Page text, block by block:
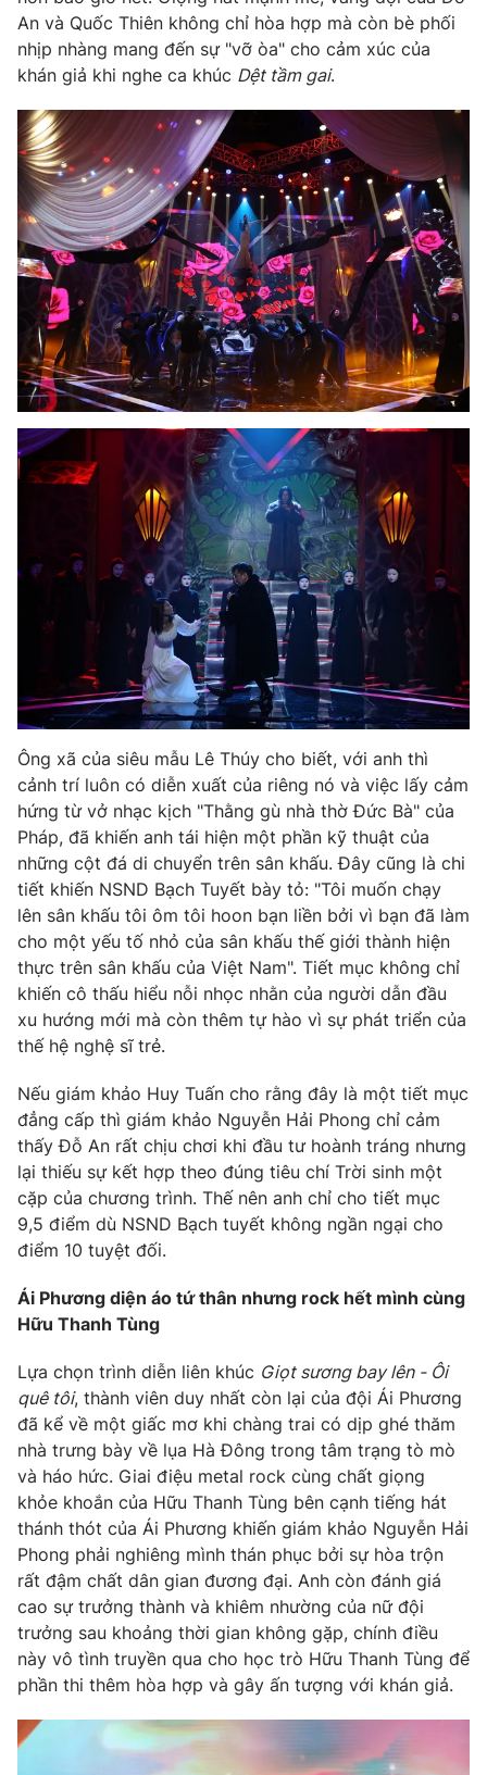
An và Quốc Thiên không chỉ hòa hợp mà còn bè phối
nhịp nhàng mang đến sự "vỡ òa" cho cảm xúc của
khán giả khi nghe ca khúc Dệt tầm gai.
Ông xã của siêu mẫu Lê Thúy cho biết, với anh thì
cảnh trí luôn có diễn xuất của riêng nó và việc lấy cảm
hứng từ vở nhạc kịch "Thằng gù nhà thờ Đức Bà" của
Pháp, đã khiến anh tái hiện một phần kỹ thuật của
những cột đá di chuyển trên sân khấu. Đây cũng là chi
tiết khiến NSND Bạch Tuyết bày tỏ: "Tôi muốn chạy
lên sân khấu tôi ôm tôi hoon bạn liền bởi vì bạn đã làm
cho một yếu tố nhỏ của sân khấu thế giới thành hiện
thực trên sân khấu của Việt Nam". Tiết mục không chỉ
khiến cô thấu hiểu nỗi nhọc nhằn của người dẫn đầu
xu hướng mới mà còn thêm tự hào vì sự phát triển của
thế hệ nghệ sĩ trẻ.
Nếu giám khảo Huy Tuấn cho rằng đây là một tiết mục
đẳng cấp thì giám khảo Nguyễn Hải Phong chỉ cảm
thấy Đỗ An rất chịu chơi khi đầu tư hoành tráng nhưng
lại thiếu sự kết hợp theo đúng tiêu chí Trời sinh một
cặp của chương trình. Thế nên anh chỉ cho tiết mục
9,5 điểm dù NSND Bạch tuyết không ngần ngại cho
điểm 10 tuyệt đối.
Ái Phương diện áo tứ thân nhưng rock hết mình cùng
Hữu Thanh Tùng
Lựa chọn trình diễn liên khúc Giọt sương bay lên - Ôi
quê tôi, thành viên duy nhất còn lại của đội Ái Phương
đã kể về một giấc mơ khi chàng trai có dịp ghé thăm
nhà trưng bày về lụa Hà Đông trong tâm trạng tò mò
và háo hức. Giai điệu metal rock cùng chất giọng
khỏe khoắn của Hữu Thanh Tùng bên cạnh tiếng hát
thánh thót của Ái Phương khiến giám khảo Nguyễn Hải
Phong phải nghiêng mình thán phục bởi sự hòa trộn
rất đậm chất dân gian đương đại. Anh còn đánh giá
cao sự trưởng thành và khiêm nhường của nữ đội
trưởng sau khoảng thời gian không gặp, chính điều
này vô tình truyền qua cho học trò Hữu Thanh Tùng để
phần thi thêm hòa hợp và gây ấn tượng với khán giả.